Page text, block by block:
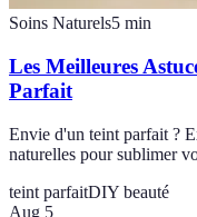
Soins Naturels5 min
Les Meilleures
Parfait
Envie d'un teint parfait ?
naturelles pour sublimer
teint parfaitDIY beauté
Aug 5